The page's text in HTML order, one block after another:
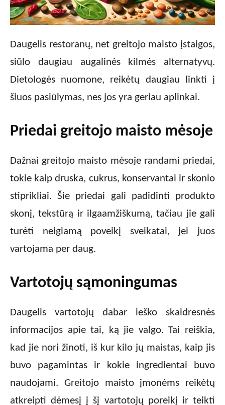
Daugelis restoranų, net greitojo maisto įstaigos,
siūlo daugiau augalinės kilmės alternatyvų.
Dietologės nuomone, reikėtų daugiau linkti į
šiuos pasiūlymas, nes jos yra geriau aplinkai.
Priedai greitojo maisto mėsoje
Dažnai greitojo maisto mėsoje randami priedai,
tokie kaip druska, cukrus, konservantai ir skonio
stiprikliai. Šie priedai gali padidinti produkto
skonį, tekstūrą ir ilgaamžiškumą, tačiau jie gali
turėti neigiamą poveikį sveikatai, jei juos
vartojama per daug.
Vartotojų sąmoningumas
Daugelis vartotojų dabar ieško skaidresnės
informacijos apie tai, ką jie valgo. Tai reiškia,
kad jie nori žinoti, iš kur kilo jų maistas, kaip jis
buvo pagamintas ir kokie ingredientai buvo
naudojami. Greitojo maisto įmonėms reikėtų
atkreipti dėmesį į šį vartotojų poreikį ir teikti